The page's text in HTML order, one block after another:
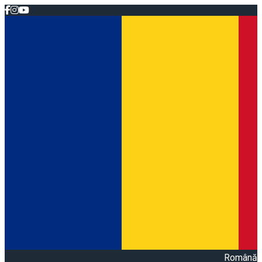
Română